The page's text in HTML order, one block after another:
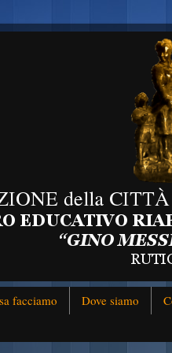
facciamo Dove siamo